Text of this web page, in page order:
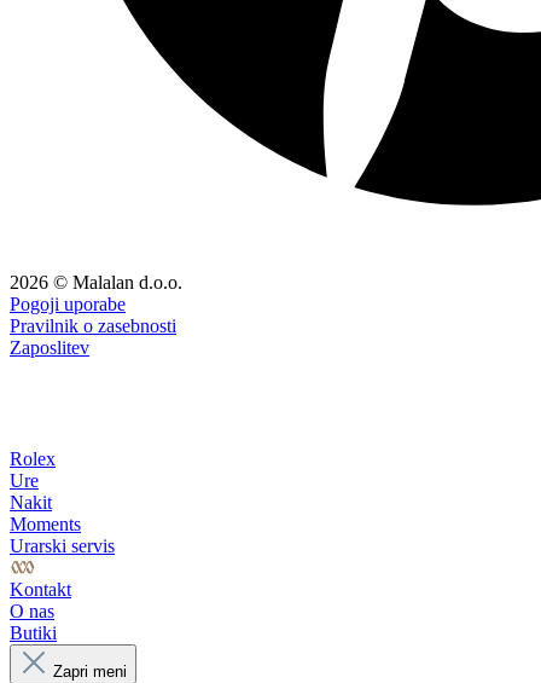
2026 © Malalan d.o.o.
Pogoji uporabe
Pravilnik o zasebnosti
Zaposlitev
Rolex
Ure
Nakit
Moments
Urarski servis
Kontakt
O nas
Butiki
Zapri meni